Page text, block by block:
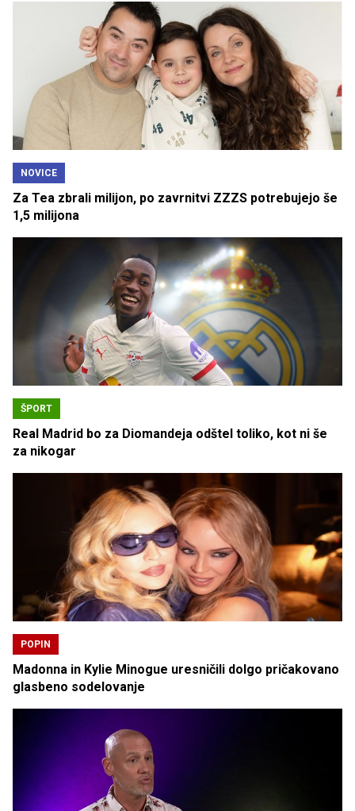
NOVICE
Za Tea zbrali milijon, po zavrnitvi ZZZS potrebujejo še
1,5 milijona
ŠPORT
Real Madrid bo za Diomandeja odštel toliko, kot ni še
za nikogar
POPIN
Madonna in Kylie Minogue uresničili dolgo pričakovano
glasbeno sodelovanje